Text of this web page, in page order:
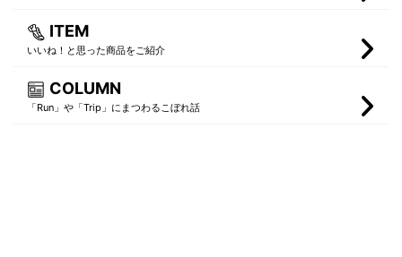
ITEM
いいね！と思った商品をご紹介
COLUMN
「Run」や「Trip」にまつわるこぼれ話